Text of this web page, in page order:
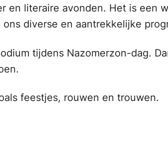
en literaire avonden. Het is een
diverse en aantrekkelijke
tijdens Nazomerzon-dag.
feestjes, rouwen en trouwen.